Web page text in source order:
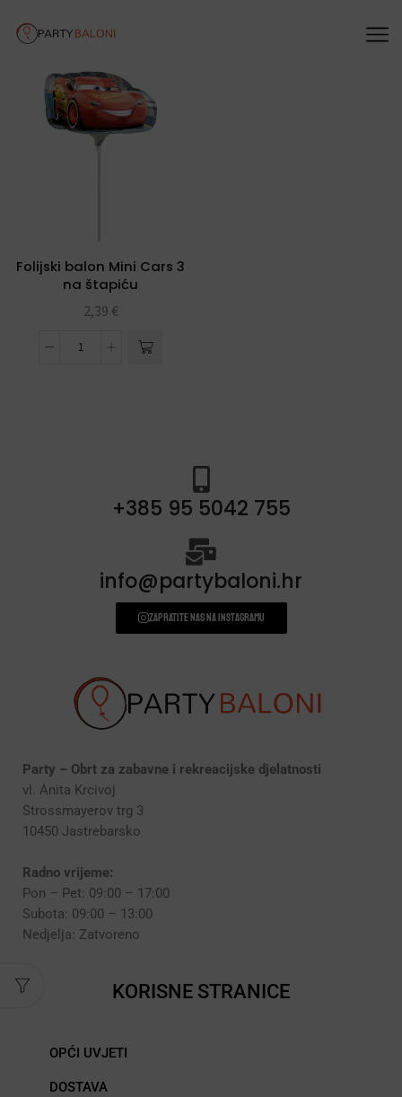
Folijski balon Mini Cars 3
na štapiću
2,39 €
+385 95 5042 755
info@partybaloni.hr
Zapratite nas na instagramu
Party – Obrt za zabavne i rekreacijske djelatnosti
vl. Anita Krcivoj
Strossmayerov trg 3
10450 Jastrebarsko
Radno vrijeme:
Pon – Pet: 09:00 – 17:00
Subota: 09:00 – 13:00
Nedjelja: Zatvoreno
KORISNE STRANICE
OPĆI UVJETI
DOSTAVA